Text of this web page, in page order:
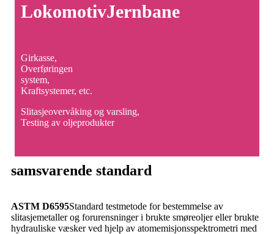
LokomotivJernbane
Girkasse,
Overføringen
system,
Kraftsystemer, etc.
Slitasjeovervåking og varsling,
Testing av oljeprodukter
samsvarende standard
ASTM D6595Standard testmetode for bestemmelse av
slitasjemetaller og forurensninger i brukte smøreoljer eller brukte
hydrauliske væsker ved hjelp av atomemisjonsspektrometri med